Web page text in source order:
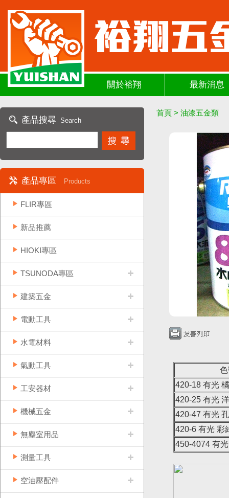
關於裕翔 最新消息
產品搜尋 Search
產品專區 Products
FLIR專區
新品推薦
HIOKI專區
TSUNODA專區
建築五金
電動工具
水電材料
氣動工具
工安器材
機械五金
無塵室用品
測量工具
空油壓配件
首頁 > 油漆五金類
420-18 有光
420-25 有光
420-47 有光
420-6 有光 彩
450-4074 有